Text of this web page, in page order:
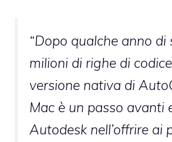
“Dopo qualche anno di
milioni di righe di
versione nativa di
Mac è un passo avanti
Autodesk nell’offrire ai